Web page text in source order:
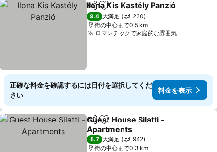
シェアお気に入りに追加
Ilona Kis Kastély Panzió
9.4 大満足
230
街の中心まで0.5 km
ロマンチックで家庭的な雰囲気料金を表示
正確な料金を確認するには日付を選択してくだ
さい
料金を表示
シェアお気に入りに追加
Guest House Silatti -
Apartments
料金を表示
8.7 大満足
942
街の中心まで0.3 km